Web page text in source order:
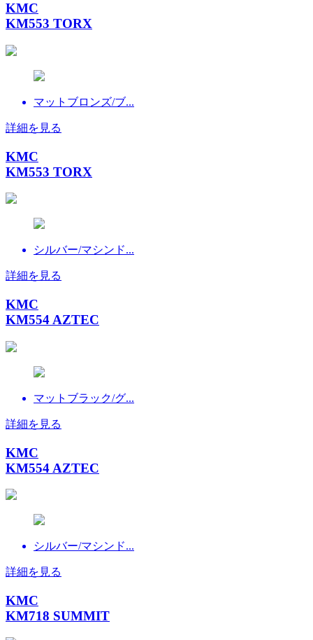
KMC
KM553 TORX
マットブロンズ/ブ...
詳細を見る
KMC
KM553 TORX
シルバー/マシンド...
詳細を見る
KMC
KM554 AZTEC
マットブラック/グ...
詳細を見る
KMC
KM554 AZTEC
シルバー/マシンド...
詳細を見る
KMC
KM718 SUMMIT